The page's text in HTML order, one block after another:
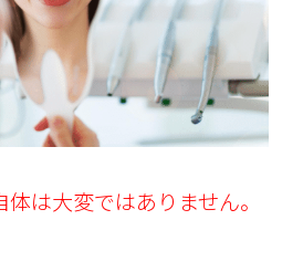
は大変ではありません。